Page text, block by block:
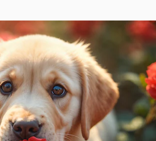
Продукция
Spaces
ИИ-помощник
Генератор
изображений ИИ
Генератор видео
Начать
Academy
Документация
Пакету ИИ
Служба
поддержки